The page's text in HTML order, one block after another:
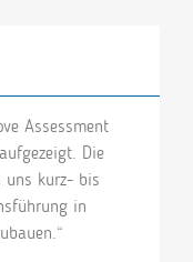
Assessment
Die
uns kurz- bis
in